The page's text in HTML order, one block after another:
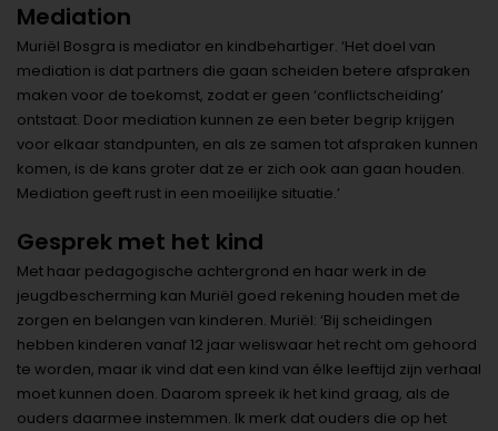
Mediation
Muriël Bosgra is mediator en kindbehartiger. ‘Het doel van
mediation is dat partners die gaan scheiden betere afspraken
maken voor de toekomst, zodat er geen ‘conflictscheiding’
ontstaat. Door mediation kunnen ze een beter begrip krijgen
voor elkaar standpunten, en als ze samen tot afspraken kunnen
komen, is de kans groter dat ze er zich ook aan gaan houden.
Mediation geeft rust in een moeilijke situatie.’
Gesprek met het kind
Met haar pedagogische achtergrond en haar werk in de
jeugdbescherming kan Muriël goed rekening houden met de
zorgen en belangen van kinderen. Muriël: ‘Bij scheidingen
hebben kinderen vanaf 12 jaar weliswaar het recht om gehoord
te worden, maar ik vind dat een kind van élke leeftijd zijn verhaal
moet kunnen doen. Daarom spreek ik het kind graag, als de
ouders daarmee instemmen. Ik merk dat ouders die op het